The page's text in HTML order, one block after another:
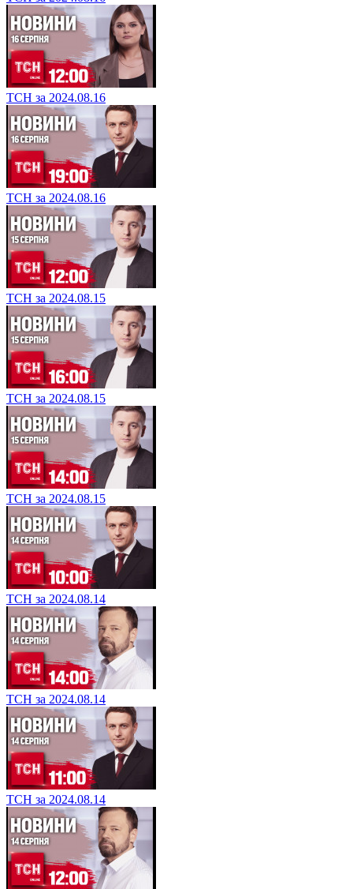
ТСН за 2024.08.16
ТСН за 2024.08.16
ТСН за 2024.08.15
ТСН за 2024.08.15
ТСН за 2024.08.15
ТСН за 2024.08.14
ТСН за 2024.08.14
ТСН за 2024.08.14